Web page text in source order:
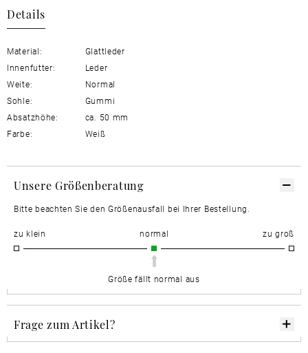
Details
Material:
Glattleder
Innenfutter:
Leder
Weite:
Normal
Sohle:
Gummi
Absatzhöhe:
ca. 50 mm
Farbe:
Weiß
Unsere Größenberatung
Bitte beachten Sie den Größenausfall bei Ihrer Bestellung.
zu klein normal zu groß
Größe fällt normal aus
Frage zum Artikel?